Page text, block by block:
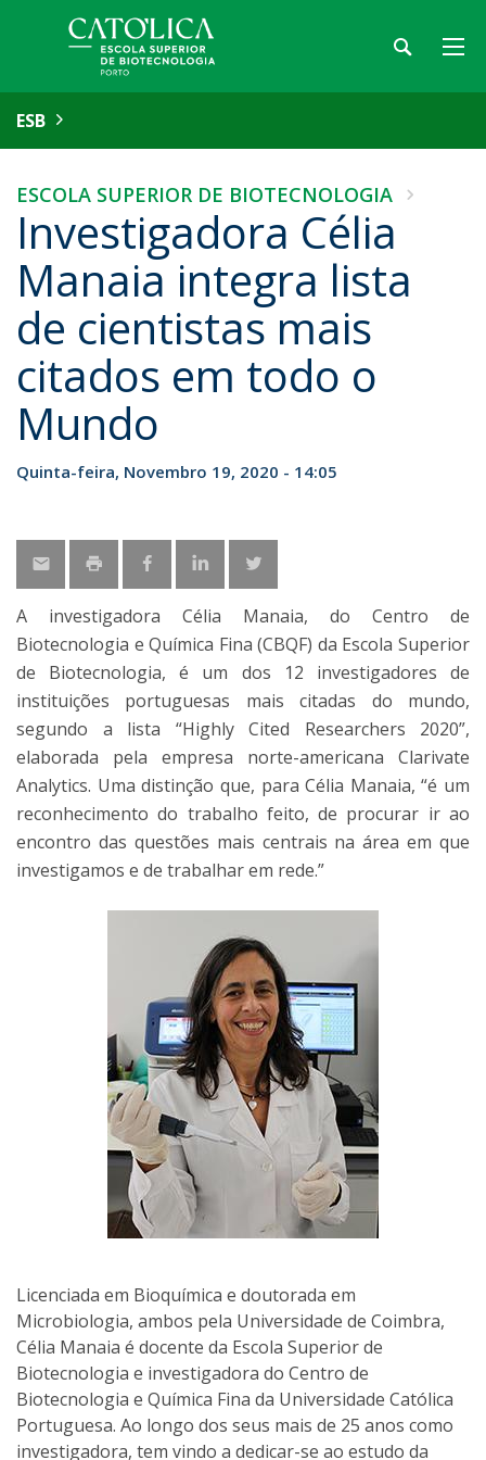
ESB
ESCOLA SUPERIOR DE BIOTECNOLOGIA
Investigadora Célia
Manaia integra lista
de cientistas mais
citados em todo o
Mundo
Quinta-feira, Novembro 19, 2020 - 14:05
A investigadora Célia Manaia, do Centro de
Biotecnologia e Química Fina (CBQF) da Escola Superior
de Biotecnologia, é um dos 12 investigadores de
instituições portuguesas mais citadas do mundo,
segundo a lista “Highly Cited Researchers 2020”,
elaborada pela empresa norte-americana Clarivate
Analytics. Uma distinção que, para Célia Manaia, “é um
reconhecimento do trabalho feito, de procurar ir ao
encontro das questões mais centrais na área em que
investigamos e de trabalhar em rede.”
Licenciada em Bioquímica e doutorada em
Microbiologia, ambos pela Universidade de Coimbra,
Célia Manaia é docente da Escola Superior de
Biotecnologia e investigadora do Centro de
Biotecnologia e Química Fina da Universidade Católica
Portuguesa. Ao longo dos seus mais de 25 anos como
investigadora, tem vindo a dedicar-se ao estudo da